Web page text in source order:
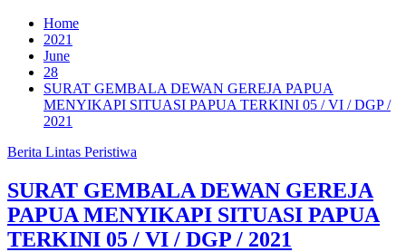
Home
2021
June
28
SURAT GEMBALA DEWAN GEREJA PAPUA
MENYIKAPI SITUASI PAPUA TERKINI 05 / VI / DGP /
2021
Berita Lintas Peristiwa
SURAT GEMBALA DEWAN GEREJA
PAPUA MENYIKAPI SITUASI PAPUA
TERKINI 05 / VI / DGP / 2021